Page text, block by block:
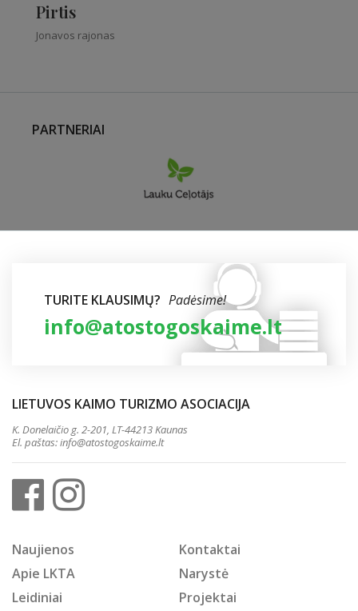
Pirtis
Jonavos rajonas
PARTNERIAI
TURITE KLAUSIMŲ? Padėsime!
info@atostogoskaime.lt
LIETUVOS KAIMO TURIZMO ASOCIACIJA
K. Donelaičio g. 2-201, LT-44213 Kaunas
El. paštas:info@atostogoskaime.lt
Naujienos
Kontaktai
Apie LKTA
Narystė
Leidiniai
Projektai